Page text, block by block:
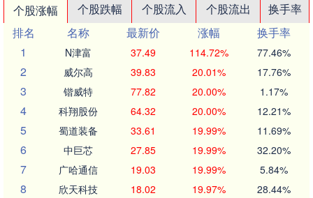
个股涨幅 个股跌幅 个股流入 个股流出
换手率
排名
名称 最新价 涨幅
换手率
1
N津富 37.49 114.72% 77.46%
2 威尔高 39.83 20.01% 17.76%
3 锴威特 77.82 20.00% 1.17%
4 科翔股份 64.32 20.00% 12.21%
5 蜀道装备 33.61 19.99% 11.69%
6 中巨芯 27.85 19.99% 32.20%
7 广哈通信 19.03 19.99% 5.84%
8 欣天科技 18.02 19.97% 28.44%